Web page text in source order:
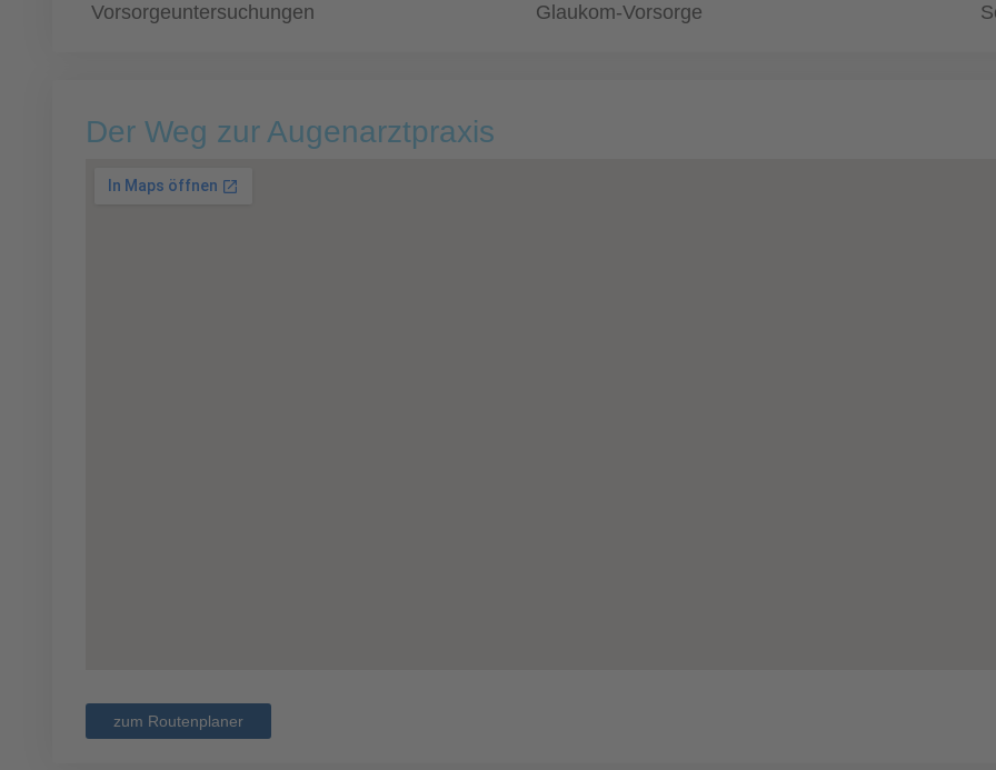
Vorsorgeuntersuchungen Glaukom-Vorsorge
Der Weg zur Augenarztpraxis
zum Routenplaner